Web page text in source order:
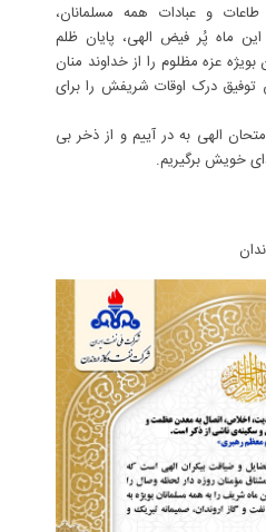
و عبادات همه مسلمانان،
ماه پُر فیض الهی، پایان ظلم
عزه مظلوم را از خداوند منان
توفیق درک اوقات شریفش را برای
الهی به در آییم و از ذخر بی
خویش برگیریم.